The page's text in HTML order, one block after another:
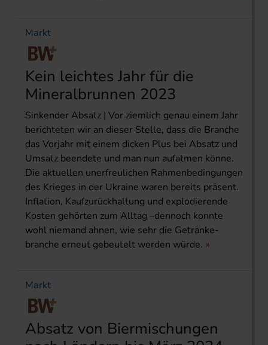
Markt
Kein leichtes Jahr für die
Mineralbrunnen 2023
Sinkender Absatz | Vor ziemlich genau einem Jahr
berichteten wir an dieser Stelle, dass die Branche
das Vorjahr mit einem dicken Plus bei Absatz und
Umsatz beendete und man nun aufatmen könne.
Die aktuellen unerfreulichen Rahmenbedingungen
des Krieges in der Ukraine waren bereits präsent.
Inflation, Kauf­zurückhaltung und explodierende
Kosten gehörten zum Alltag –­dennoch konnte
wohl niemand ahnen, wie sehr die Getränke­
branche erneut gebeutelt werden würde.
Markt
Absatz von Biermischungen